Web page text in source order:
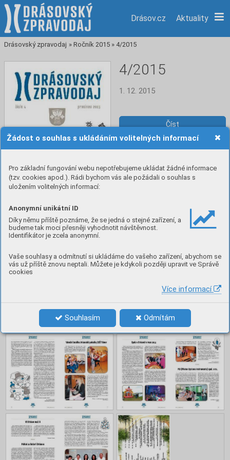
Žádost o souhlas s ukládáním volitelných informací
Pro základní fungování webu nepotřebujeme ukládat žádné informace
(tzv. cookies apod.). Rádi bychom vás ale požádali o souhlas s
uložením volitelných informací:
Anonymní unikátní ID
Díky němu příště poznáme, že se jedná o stejné zařízení, a
budeme tak moci přesněji vyhodnotit návštěvnost.
Identifikátor je zcela anonymní.
Vaše souhlasy a odmítnutí si ukládáme do vašeho zařízení, abychom se
vás už příště znovu neptali. Můžete je kdykoli později upravit ve Správě
cookies
Více informací
Souhlasím Odmítám
Drásov.cz Aktuality
Drásovský zpravodaj » Ročník 2015 » 4/2015
4/2015
1. 12. 2015
Číst
Obsah